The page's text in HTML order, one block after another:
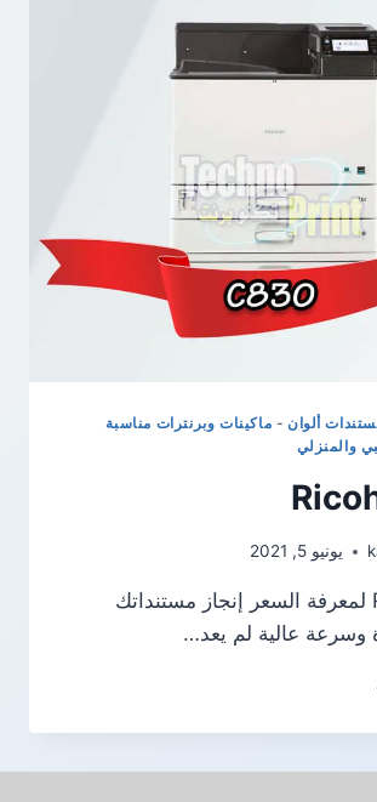
ألوان - ماكينات وبرنترات مناسبة
والمنزلي
يونيو 5, 2021
Ricoh C830 لمعرفة السعر إنجاز مستنداتك
وسرعة عالية لم يعد…